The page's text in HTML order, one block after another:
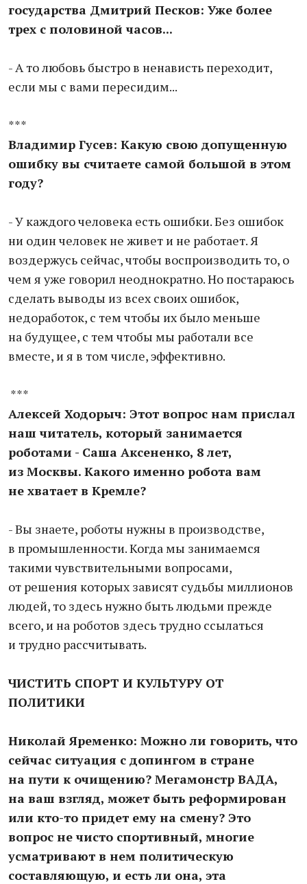
государства Дмитрий Песков: Уже более
трех с половиной часов...
- А то любовь быстро в ненависть переходит,
если мы с вами пересидим...
***
Владимир Гусев: Какую свою допущенную
ошибку вы считаете самой большой в этом
году?
- У каждого человека есть ошибки. Без ошибок
ни один человек не живет и не работает. Я
воздержусь сейчас, чтобы воспроизводить то, о
чем я уже говорил неоднократно. Но постараюсь
сделать выводы из всех своих ошибок,
недоработок, с тем чтобы их было меньше
на будущее, с тем чтобы мы работали все
вместе, и я в том числе, эффективно.
***
Алексей Ходорыч: Этот вопрос нам прислал
наш читатель, который занимается
роботами - Саша Аксененко, 8 лет,
из Москвы. Какого именно робота вам
не хватает в Кремле?
- Вы знаете, роботы нужны в производстве,
в промышленности. Когда мы занимаемся
такими чувствительными вопросами,
от решения которых зависят судьбы миллионов
людей, то здесь нужно быть людьми прежде
всего, и на роботов здесь трудно ссылаться
и трудно рассчитывать.
ЧИСТИТЬ СПОРТ И КУЛЬТУРУ ОТ
ПОЛИТИКИ
Николай Яременко: Можно ли говорить, что
сейчас ситуация с допингом в стране
на пути к очищению? Мегамонстр ВАДА,
на ваш взгляд, может быть реформирован
или кто-то придет ему на смену? Это
вопрос не чисто спортивный, многие
усматривают в нем политическую
составляющую, и есть ли она, эта